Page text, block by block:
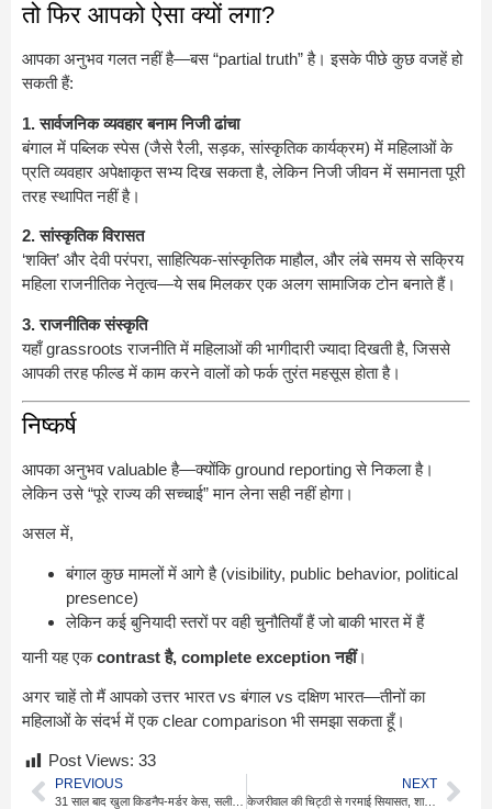
तो फिर आपको ऐसा क्यों लगा?
आपका अनुभव गलत नहीं है—बस “partial truth” है। इसके पीछे कुछ वजहें हो
सकती हैं:
1. सार्वजनिक व्यवहार बनाम निजी ढांचा
बंगाल में पब्लिक स्पेस (जैसे रैली, सड़क, सांस्कृतिक कार्यक्रम) में महिलाओं के
प्रति व्यवहार अपेक्षाकृत सभ्य दिख सकता है, लेकिन निजी जीवन में समानता पूरी
तरह स्थापित नहीं है।
2. सांस्कृतिक विरासत
‘शक्ति’ और देवी परंपरा, साहित्यिक-सांस्कृतिक माहौल, और लंबे समय से सक्रिय
महिला राजनीतिक नेतृत्व—ये सब मिलकर एक अलग सामाजिक टोन बनाते हैं।
3. राजनीतिक संस्कृति
यहाँ grassroots राजनीति में महिलाओं की भागीदारी ज्यादा दिखती है, जिससे
आपकी तरह फील्ड में काम करने वालों को फर्क तुरंत महसूस होता है।
निष्कर्ष
आपका अनुभव valuable है—क्योंकि ground reporting से निकला है।
लेकिन उसे “पूरे राज्य की सच्चाई” मान लेना सही नहीं होगा।
असल में,
बंगाल कुछ मामलों में आगे है (visibility, public behavior, political
presence)
लेकिन कई बुनियादी स्तरों पर वही चुनौतियाँ हैं जो बाकी भारत में हैं
यानी यह एकcontrast है, complete exception नहीं।
अगर चाहें तो मैं आपकोउत्तर भारत vs बंगाल vs दक्षिण भारत—तीनों का
महिलाओं के संदर्भ में एक clear comparison भी समझा सकता हूँ।
Post Views: 33
PREVIOUS
31 साल बाद खुला किडनैप-मर्डर केस, सलीम गिरफ्तार
NEXT
केजरीवाल की चिट्ठी से गरमाई सियासत, शाहनवाज हुसैन का तीखा पलटवार